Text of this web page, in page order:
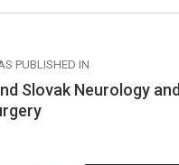
PUBLISHED IN
Slovak Neurology and